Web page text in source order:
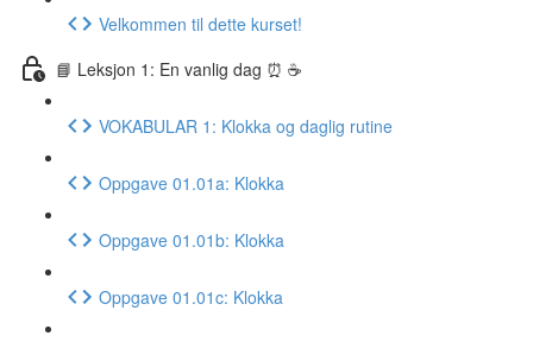
Velkommen til dette kurset!
📘 Leksjon 1: En vanlig dag ⏰ ☕️
VOKABULAR 1: Klokka og daglig rutine
Oppgave 01.01a: Klokka
Oppgave 01.01b: Klokka
Oppgave 01.01c: Klokka